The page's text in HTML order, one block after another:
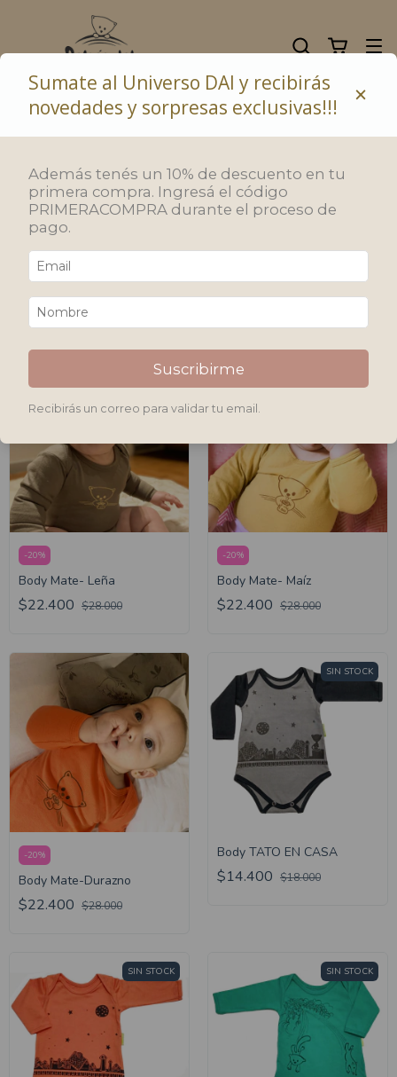
10% de descuento abonando con transferencia bancaria
Bodys y saquitos
Bodys y saquitos
Bodys para todo momento. Las ilustraciones relatan partes de
las aventuras del gato Tato y sus amigos.
Filtrar
-20%
Body Mate- Leña
$22.400 $28.000
-20%
Body Mate- Maíz
$22.400 $28.000
-20%
Body Mate-Durazno
$22.400 $28.000
SIN STOCK
Body TATO EN CASA
$14.400 $18.000
SIN STOCK SIN STOCK
Sumate al Universo DAI y recibirás
novedades y sorpresas exclusivas!!!
×
Además tenés un 10% de descuento en tu
primera compra. Ingresá el código
PRIMERACOMPRA durante el proceso de
pago.
Suscribirme
Recibirás un correo para validar tu email.